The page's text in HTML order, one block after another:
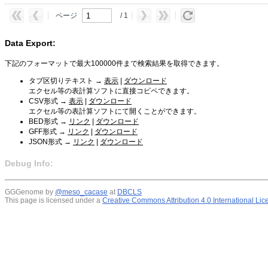
ページ / 1
Data Export:
下記のフォーマットで最大100000件まで検索結果を取得できます。
タブ区切りテキスト → 表示
ダウンロード
エクセル等の表計算ソフトに直接コピペできます。
CSV形式 → 表示
ダウンロード
エクセル等の表計算ソフトにて開くことができます。
BED形式 → リンク
ダウンロード
GFF形式 → リンク
ダウンロード
JSON形式 → リンク ダウンロード
Debug Info:
GGGenome by @meso_cacase at DBCLS
This page is licensed under a Creative Commons Attribution 4.0 International